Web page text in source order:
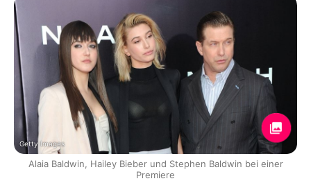
Getty Images
Alaia Baldwin, Hailey Bieber und Stephen Baldwin bei einer
Premiere